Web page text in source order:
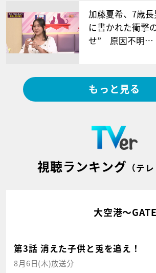
加藤夏希、7歳
に書かれた衝撃
せ” 原因不明…
もっと見る
視聴ランキング （テ
大空港～
第3話 消えた子供と兎を追え！
8月6日(木)放送分